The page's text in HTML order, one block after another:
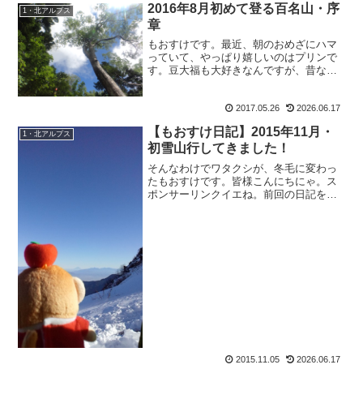
1・北アルプス
2016年8月初めて登る百名山・序
章
もおすけです。最近、朝のおめざにハマ
っていて、やっぱり嬉しいのはプリンで
す。豆大福も大好きなんですが、昔なが
るようなプリンが子供の頃から大好きで
す。モロゾフのガラス瓶に入...
2017.05.26 2026.06.17
1・北アルプス
【もおすけ日記】2015年11月・
初雪山行してきました！
そんなわけでワタクシが、冬毛に変わっ
たもおすけです。皆様こんにちにゃ。ス
ポンサーリンクイエね。前回の日記を書
2015.11.05 2026.06.17